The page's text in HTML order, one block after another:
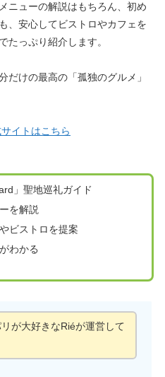
ニューの解説はもちろん、初め
、安心してビストロやカフェを
たっぷり紹介します。
だけの最高の「孤独のグルメ」
イトはこちら
」聖地巡礼ガイド
を解説
ビストロを提案
わかる
が大好きなRiéが運営して